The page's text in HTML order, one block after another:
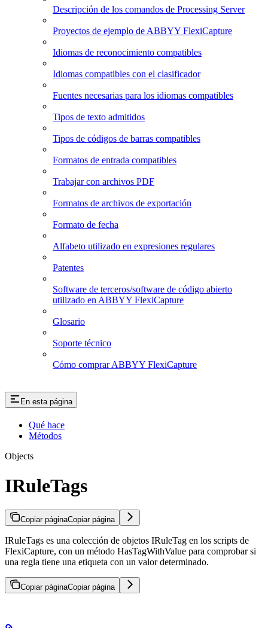
Descripción de los comandos de Processing Server
Proyectos de ejemplo de ABBYY FlexiCapture
Idiomas de reconocimiento compatibles
Idiomas compatibles con el clasificador
Fuentes necesarias para los idiomas compatibles
Tipos de texto admitidos
Tipos de códigos de barras compatibles
Formatos de entrada compatibles
Trabajar con archivos PDF
Formatos de archivos de exportación
Formato de fecha
Alfabeto utilizado en expresiones regulares
Patentes
Software de terceros/software de código abierto
utilizado en ABBYY FlexiCapture
Glosario
Soporte técnico
Cómo comprar ABBYY FlexiCapture
En esta página
Qué hace
Métodos
Objects
IRuleTags
Copiar páginaCopiar página
IRuleTags es una colección de objetos IRuleTag en los scripts de
FlexiCapture, con un método HasTagWithValue para comprobar si
una regla tiene una etiqueta con un valor determinado.
Copiar páginaCopiar página